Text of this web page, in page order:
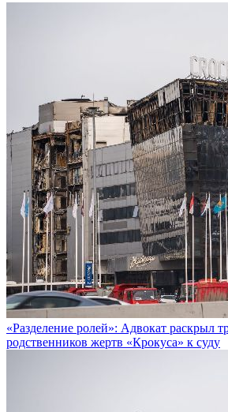
«Разделение ролей»: Адвокат раскрыл
родственников жертв «Крокуса» к суду